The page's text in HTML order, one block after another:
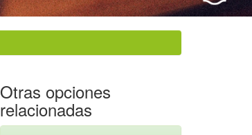
Otras opciones
relacionadas